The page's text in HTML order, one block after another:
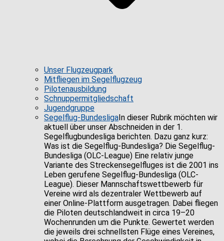
Unser Flugzeugpark
Mitfliegen im Segelflugzeug
Pilotenausbildung
Schnuppermitgliedschaft
Jugendgruppe
Segelflug-BundesligaIn dieser Rubrik möchten wir
aktuell über unser Abschneiden in der 1.
Segelflugbundesliga berichten. Dazu ganz kurz:
Was ist die Segelflug-Bundesliga? Die Segelflug-
Bundesliga (OLC-League) Eine relativ junge
Variante des Streckensegelfluges ist die 2001 ins
Leben gerufene Segelflug-Bundesliga (OLC-
League). Dieser Mannschaftswettbewerb für
Vereine wird als dezentraler Wettbewerb auf
einer Online-Plattform ausgetragen. Dabei fliegen
die Piloten deutschlandweit in circa 19–20
Wochenrunden um die Punkte. Gewertet werden
die jeweils drei schnellsten Flüge eines Vereines,